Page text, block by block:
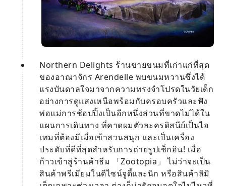
Northern Delights ร้านขายขนมที่เก่าแก่ที่สุด
ของอาณาจักร Arendelle พบขนมหวานซึ่งได้
แรงบันดาลใจมาจากความทรงจำโปรดในวัยเด็ก
อย่างการดูแสงเหนือพร้อมกับครอบครัวและฟัง
พ่อแม่การช้อปปิ้งเป็นอีกหนึ่งส่วนที่ขาดไม่ได้ใน
แผนการเดินทาง ที่คาดผมตัวละครดิสนีย์เป็นไอ
เทมที่ต้องมีเมื่อเข้าสวนสนุก และเป็นเครื่อง
ประดับที่ดีที่สุดสำหรับการถ่ายรูปเช็กอิน! เมื่อ
ก้าวเข้าสู่ร้านค้าธีม 「Zootopia」 ไม่ว่าจะเป็น
สินค้าพรีเมียมในดีไซน์จูดี้และนิก หรือสินค้าลิมิ